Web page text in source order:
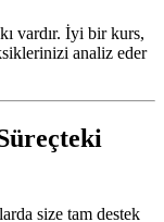
vardır. İyi bir kurs,
analiz eder
size tam destek